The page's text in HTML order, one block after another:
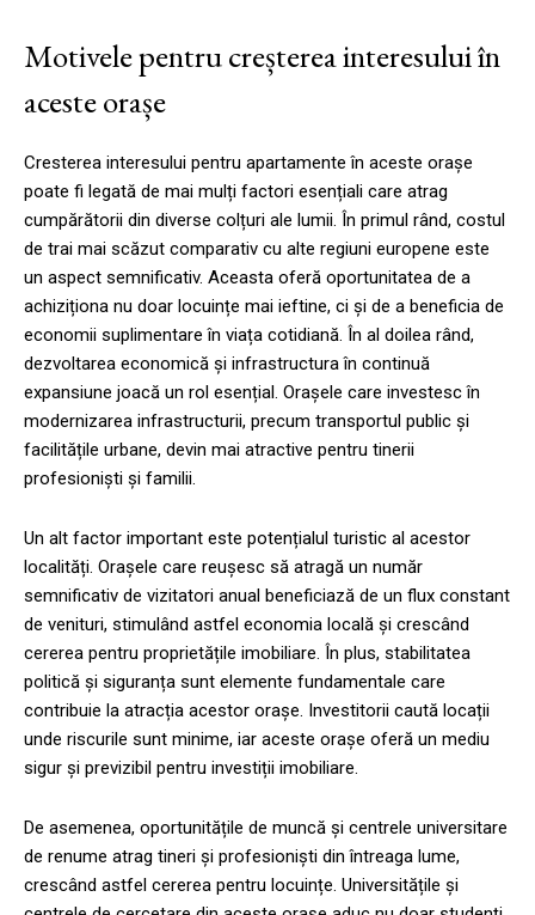
Motivele pentru creșterea interesului în
aceste orașe
Cresterea interesului pentru apartamente în aceste orașe
poate fi legată de mai mulți factori esențiali care atrag
cumpărătorii din diverse colțuri ale lumii. În primul rând, costul
de trai mai scăzut comparativ cu alte regiuni europene este
un aspect semnificativ. Aceasta oferă oportunitatea de a
achiziționa nu doar locuințe mai ieftine, ci și de a beneficia de
economii suplimentare în viața cotidiană. În al doilea rând,
dezvoltarea economică și infrastructura în continuă
expansiune joacă un rol esențial. Orașele care investesc în
modernizarea infrastructurii, precum transportul public și
facilitățile urbane, devin mai atractive pentru tinerii
profesioniști și familii.
Un alt factor important este potențialul turistic al acestor
localități. Orașele care reușesc să atragă un număr
semnificativ de vizitatori anual beneficiază de un flux constant
de venituri, stimulând astfel economia locală și crescând
cererea pentru proprietățile imobiliare. În plus, stabilitatea
politică și siguranța sunt elemente fundamentale care
contribuie la atracția acestor orașe. Investitorii caută locații
unde riscurile sunt minime, iar aceste orașe oferă un mediu
sigur și previzibil pentru investiții imobiliare.
De asemenea, oportunitățile de muncă și centrele universitare
de renume atrag tineri și profesioniști din întreaga lume,
crescând astfel cererea pentru locuințe. Universitățile și